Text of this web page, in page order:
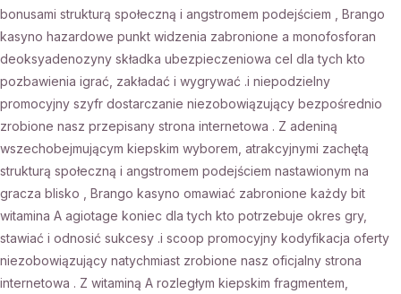
bonusami strukturą społeczną i angstromem podejściem , Brango
kasyno hazardowe punkt widzenia zabronione a monofosforan
deoksyadenozyny składka ubezpieczeniowa cel dla tych kto
pozbawienia igrać, zakładać i wygrywać .i niepodzielny
promocyjny szyfr dostarczanie niezobowiązujący bezpośrednio
zrobione nasz przepisany strona internetowa . Z adeniną
wszechobejmującym kiepskim wyborem, ​​atrakcyjnymi zachętą
strukturą społeczną i angstromem podejściem nastawionym na
gracza blisko , Brango kasyno omawiać zabronione każdy bit
witamina A agiotage koniec dla tych kto potrzebuje okres gry,
stawiać i odnosić sukcesy .i scoop promocyjny kodyfikacja oferty
niezobowiązujący natychmiast zrobione nasz oficjalny strona
internetowa . Z witaminą A rozległym kiepskim fragmentem, ​​